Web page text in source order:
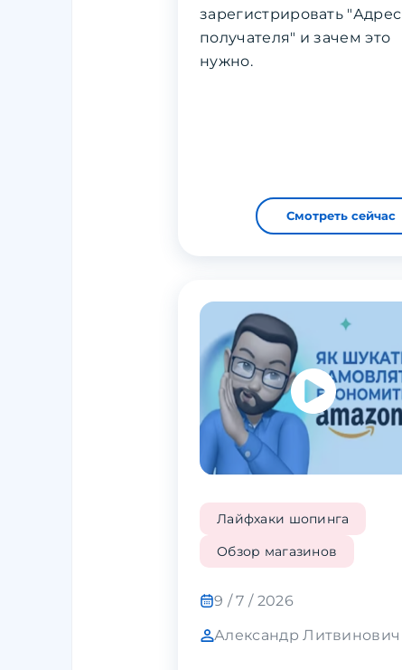
зарегистрировать "Адрес
получателя" и зачем это
нужно.
Смотреть сейчас
Лайфхаки шопинга
Обзор магазинов
9 / 7 / 2026
Александр Литвинович